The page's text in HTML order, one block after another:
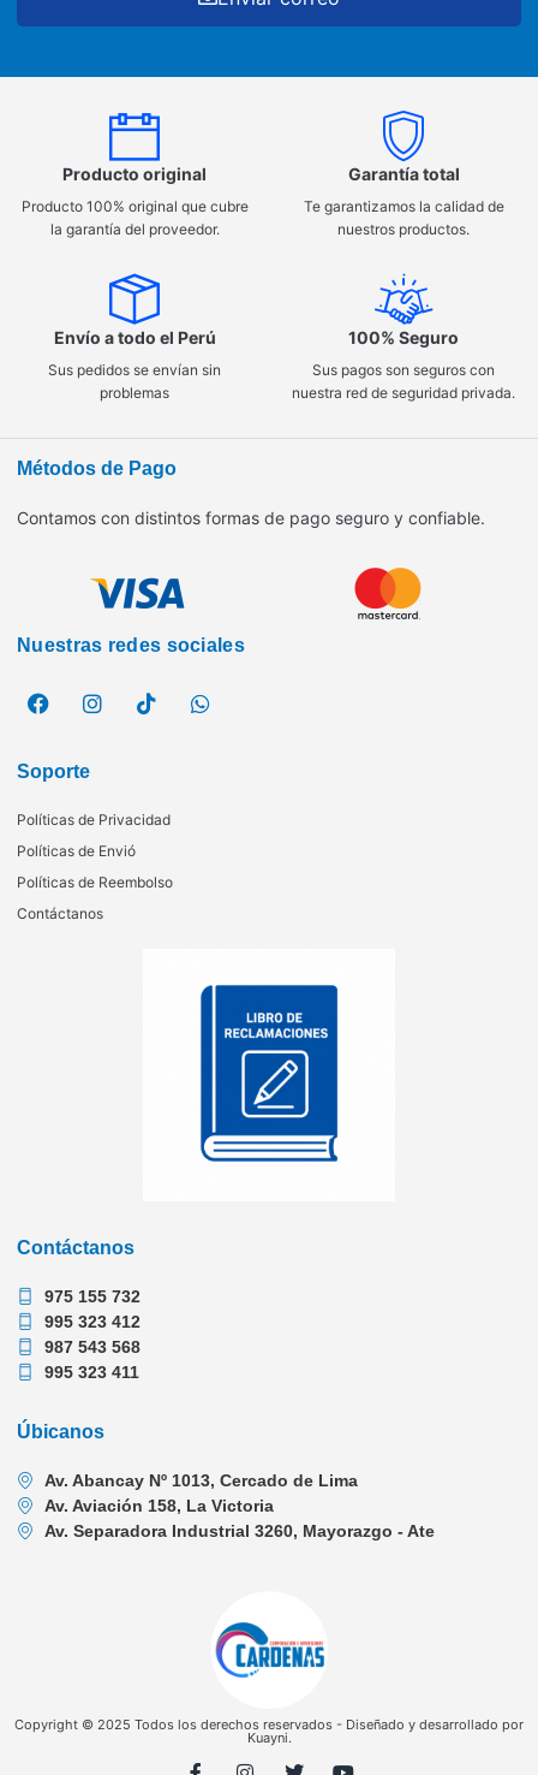
Producto original
Producto 100% original que cubre
la garantía del proveedor.
Garantía total
Te garantizamos la calidad de
nuestros productos.
Envío a todo el Perú
Sus pedidos se envían sin
problemas
100% Seguro
Sus pagos son seguros con
nuestra red de seguridad privada.
Métodos de Pago
Contamos con distintos formas de pago seguro y confiable.
Nuestras redes sociales
Soporte
Políticas de Privacidad
Políticas de Envió
Políticas de Reembolso
Contáctanos
Contáctanos
975 155 732
995 323 412
987 543 568
995 323 411
Úbicanos
Av. Abancay Nº 1013, Cercado de Lima
Av. Aviación 158, La Victoria
Av. Separadora Industrial 3260, Mayorazgo - Ate
Copyright © 2025 Todos los derechos reservados - Diseñado y desarrollado por
Kuayni.